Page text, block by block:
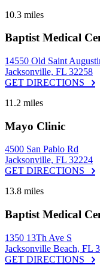
10.3 miles
Baptist Medical
14550 Old Saint
Jacksonville, FL 32258
GET DIRECTIONS
11.2 miles
Mayo Clinic
4500 San Pablo Rd
Jacksonville, FL 32224
GET DIRECTIONS
13.8 miles
Baptist Medical
1350 13Th Ave S
Jacksonville Beach, FL
GET DIRECTIONS